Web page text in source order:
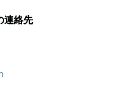
連絡先